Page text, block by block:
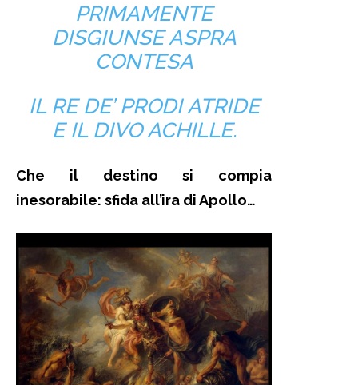
PRIMAMENTE
DISGIUNSE ASPRA
CONTESA
IL RE DE’ PRODI ATRIDE
E IL DIVO ACHILLE.
Che il destino si compia
inesorabile: sfida all’ira di Apollo…